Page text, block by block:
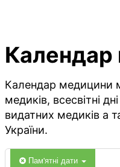
Календар медицини
медиків, всесвітні
видатних медиків а
України.
Пам'ятні дати